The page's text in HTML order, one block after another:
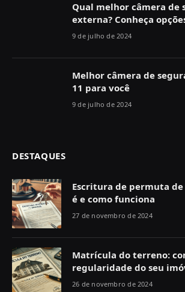
Qual melhor câmera de
externa? Conheça
9 de julho de 2024
Melhor câmera de
11 para você
9 de julho de 2024
DESTAQUES
Escritura de permuta
é e como funciona
27 de novembro de 2024
Matrícula do terreno:
regularidade do seu
26 de novembro de 2024